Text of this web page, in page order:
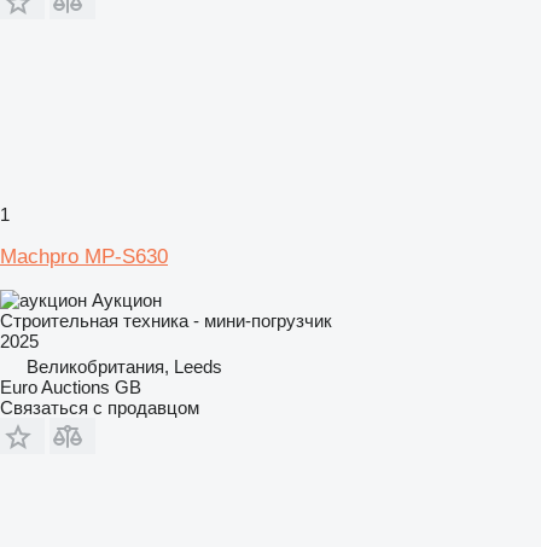
1
Machpro MP-S630
Аукцион
Строительная техника - мини-погрузчик
2025
Великобритания, Leeds
Euro Auctions GB
Связаться с продавцом